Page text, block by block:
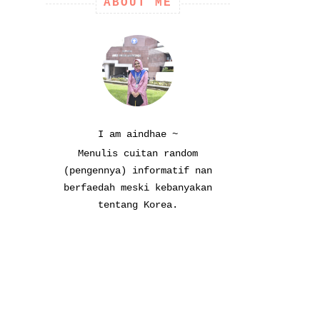
ABOUT ME
I am aindhae ~
Menulis cuitan random
(pengennya) informatif nan
berfaedah meski kebanyakan
tentang Korea.